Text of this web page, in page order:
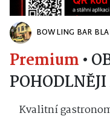
BOWLING BAR
Premium•